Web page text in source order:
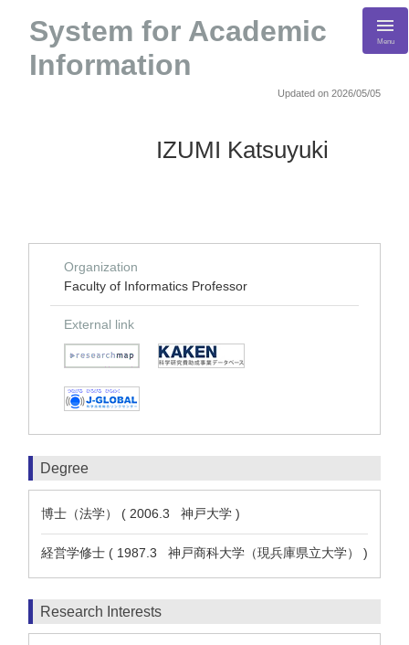
System for Academic
Information
Menu
Updated on 2026/05/05
IZUMI Katsuyuki
Organization
Faculty of Informatics Professor
External link
Degree
博士（法学） ( 2006.3 神戸大学 )
経営学修士 ( 1987.3 神戸商科大学（現兵庫県立大学） )
Research Interests